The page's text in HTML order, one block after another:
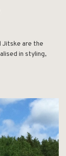
Jitske are the
in styling,